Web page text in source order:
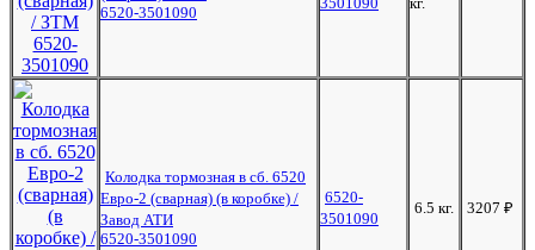
6520-3501090
Колодка тормозная в сб. 6520
Евро-2 (сварная) (в коробке) /
Завод АТИ
6520-3501090
6520-
3501090
6.5 кг. 3207 ₽